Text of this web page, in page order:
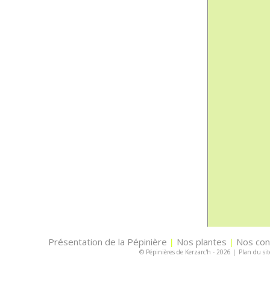
Présentation de la Pépinière | Nos plantes | Nos
© Pépinières de Kerzarc'h - 2026 | Plan du